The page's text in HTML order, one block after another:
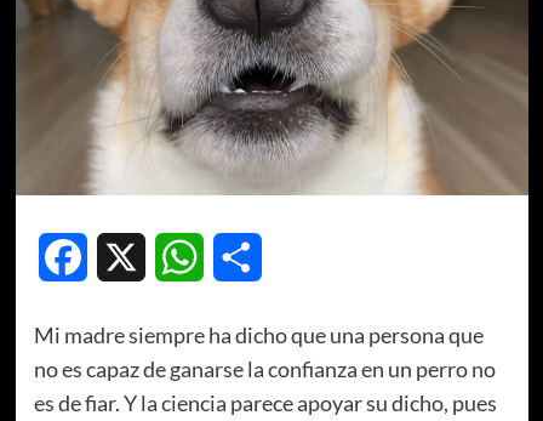
Facebook WhatsApp
Mi madre siempre ha dicho que una persona que
no es capaz de ganarse la confianza en un perro no
es de fiar. Y la ciencia parece apoyar su dicho, pues